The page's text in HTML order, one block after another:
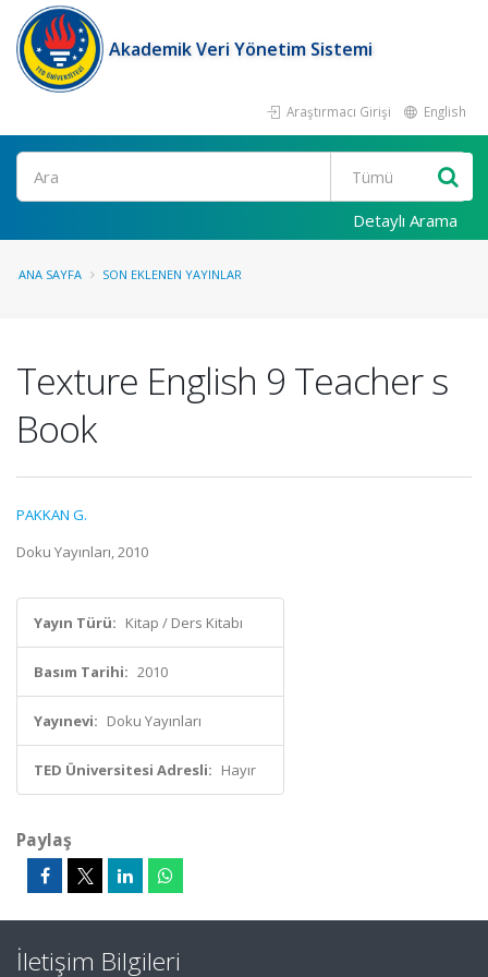
Akademik Veri Yönetim Sistemi
Araştırmacı Girişi English
Ara
Detaylı Arama
ANA SAYFA SON EKLENEN YAYINLAR
Texture English 9 Teacher s
Book
PAKKAN G.
Doku Yayınları, 2010
Yayın Türü: Kitap / Ders Kitabı
Basım Tarihi: 2010
Yayınevi: Doku Yayınları
TED Üniversitesi Adresli: Hayır
Paylaş
İletişim Bilgileri